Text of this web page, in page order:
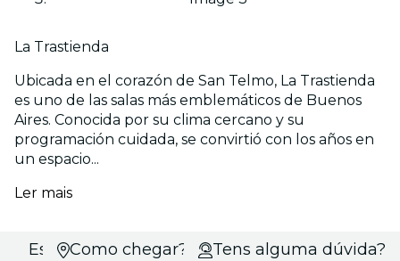
La Trastienda
Ubicada en el corazón de San Telmo, La Trastienda
es uno de las salas más emblemáticos de Buenos
Aires. Conocida por su clima cercano y su
programación cuidada, se convirtió con los años en
un espacio...
Ler mais
EscolheComo chegar? Tens alguma dúvida?